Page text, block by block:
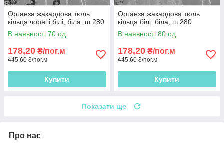
Органза жакардова тюль
кільця чорні і білі, біла, ш.280
В наявності 70 од.
178,20 ₴/пог.м
445,60 ₴/пог.м
Купити
Органза жакардова тюль
кільця білі, біла, ш.280
В наявності 80 од.
178,20 ₴/пог.м
445,60 ₴/пог.м
Купити
Показати ще
Про нас